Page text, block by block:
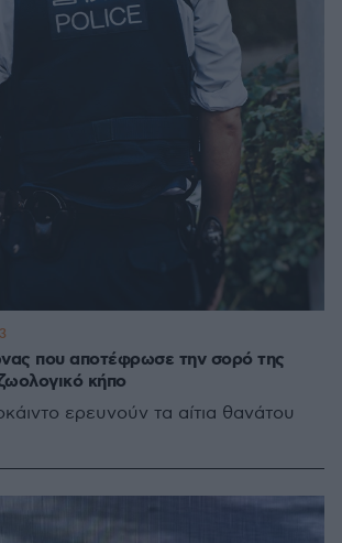
που αποτέφρωσε την σορό της
κήπο
ερευνούν τα αίτια θανάτου
3